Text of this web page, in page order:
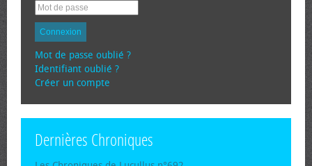
Connexion
Mot de passe oublié ?
Identifiant oublié ?
Créer un compte
Dernières Chroniques